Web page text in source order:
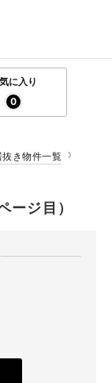
に入り
0
き物件一覧
ージ目）